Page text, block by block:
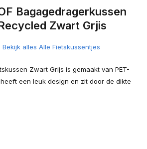
Bagagedragerkussen
Zwart Grjis
Bekijk alles Alle Fietskussentjes
Zwart Grijs is gemaakt van PET-
een leuk design en zit door de dikte